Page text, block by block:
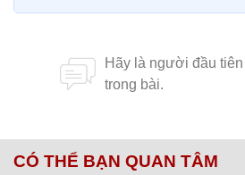
CÓ THỂ BẠN QUAN TÂM